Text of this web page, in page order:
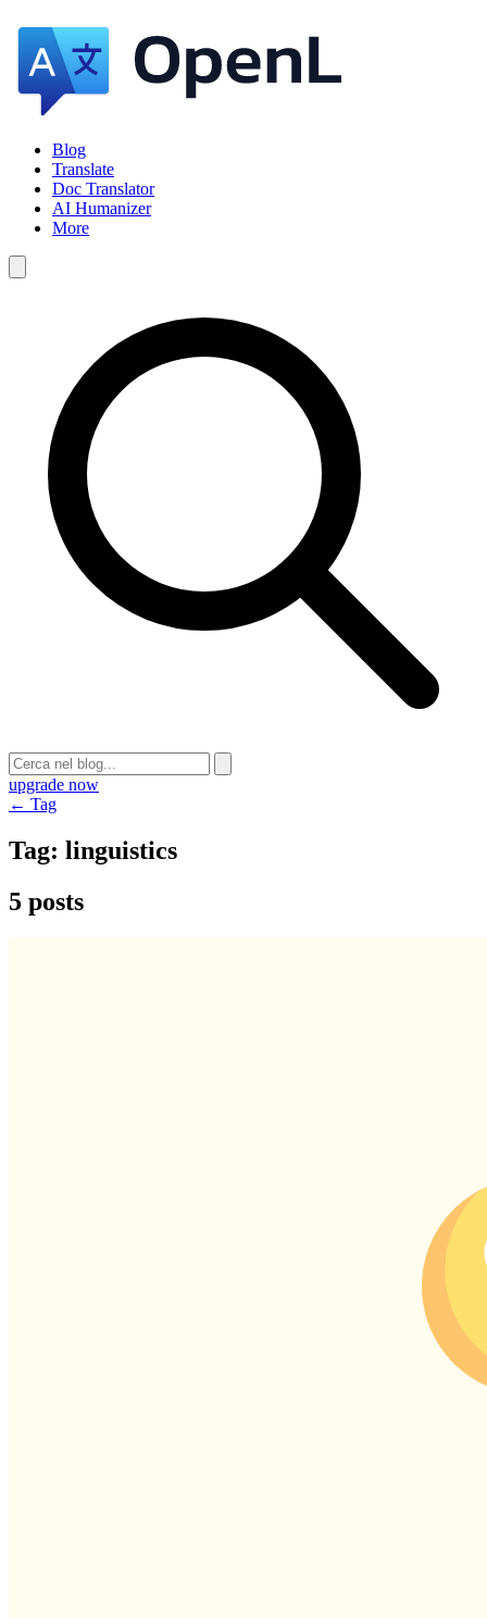
Blog
Translate
Doc Translator
AI Humanizer
More
upgrade now
← Tag
Tag: linguistics
5 posts